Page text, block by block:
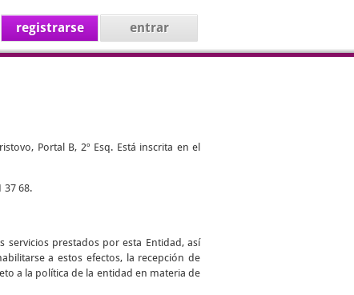
registrarse entrar
Portal B, 2º Esq. Está inscrita en el
37 68.
servicios prestados por esta Entidad, así
a estos efectos, la recepción de
a la política de la entidad en materia de